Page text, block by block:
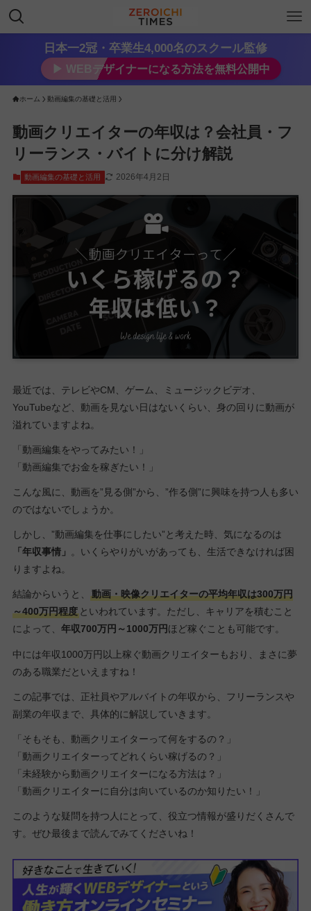
日本一2冠・卒業生4,000名のスクール監修
▶︎ WEBデザイナーになる方法を無料公開中
ホーム 動画編集の基礎と活用
動画クリエイターの年収は？会社員・フ
リーランス・バイトに分け解説
動画編集の基礎と活用 2026年4月2日
最近では、テレビやCM、ゲーム、ミュージックビデオ、
YouTubeなど、動画を見ない日はないくらい、身の回りに動画が
溢れていますよね。
「動画編集をやってみたい！」
「動画編集でお金を稼ぎたい！」
こんな風に、動画を”見る側”から、”作る側”に興味を持つ人も多い
のではないでしょうか。
しかし、”動画編集を仕事にしたい”と考えた時、気になるのは
「年収事情」 。いくらやりがいがあっても、生活できなければ困
りますよね。
結論からいうと、
動画・映像クリエイターの平均年収は300万円
～400万円程度といわれています。ただし、キャリアを積むこと
によって、 年収700万円～1000万円ほど稼ぐことも可能です。
中には年収1000万円以上稼ぐ動画クリエイターもおり、まさに夢
のある職業だといえますね！
この記事では、正社員やアルバイトの年収から、フリーランスや
副業の年収まで、具体的に解説していきます。
「そもそも、動画クリエイターって何をするの？」
「動画クリエイターってどれくらい稼げるの？」
「未経験から動画クリエイターになる方法は？」
「動画クリエイターに自分は向いているのか知りたい！」
このような疑問を持つ人にとって、役立つ情報が盛りだくさんで
す。ぜひ最後まで読んでみてくださいね！